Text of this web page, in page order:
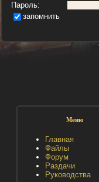
Пароль:
запомнить
Меню
Главная
Файлы
Форум
Раздачи
Руководства